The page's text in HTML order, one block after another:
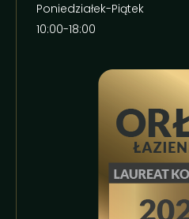
Poniedziałek-Piątek
10:00-18:00